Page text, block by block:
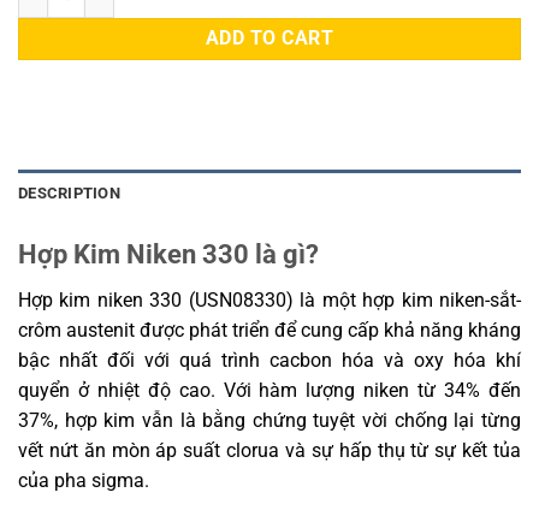
ADD TO CART
DESCRIPTION
Hợp Kim Niken 330 là gì?
Hợp kim niken 330 (USN08330) là một hợp kim niken-sắt-
crôm austenit được phát triển để cung cấp khả năng kháng
bậc nhất đối với quá trình cacbon hóa và oxy hóa khí
quyển ở nhiệt độ cao. Với hàm lượng niken từ 34% đến
37%, hợp kim vẫn là bằng chứng tuyệt vời chống lại từng
vết nứt ăn mòn áp suất clorua và sự hấp thụ từ sự kết tủa
của pha sigma.